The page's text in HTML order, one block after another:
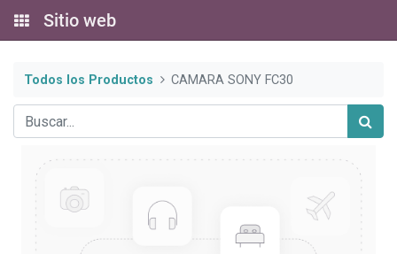
Sitio web
Todos los Productos CAMARA SONY FC30